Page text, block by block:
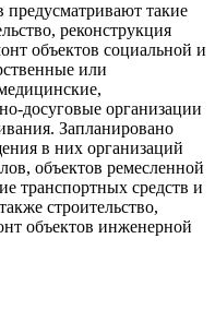
такие
реконструкция
объектов социальной и
или
досуговые организации
Запланировано
в них организаций
объектов ремесленной
транспортных средств и
строительство,
объектов инженерной